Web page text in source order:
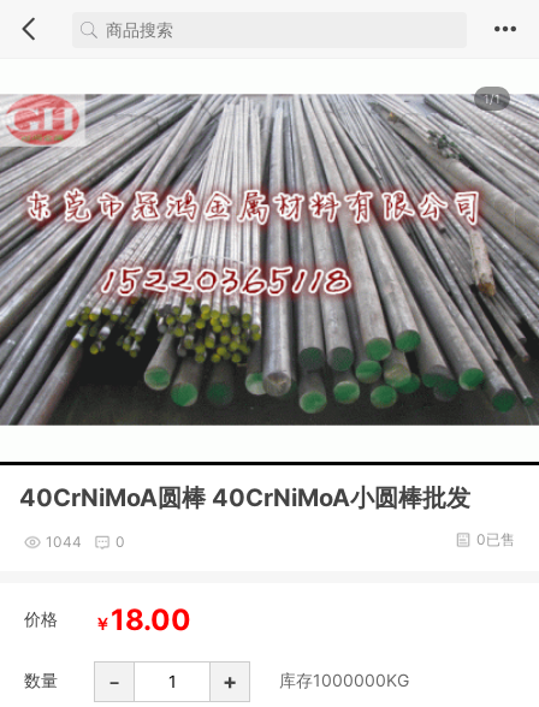
1/1
40CrNiMoA圆棒 40CrNiMoA小圆棒批发
1044 0 0已售
价格 ￥18.00
数量 - + 库存1000000KG